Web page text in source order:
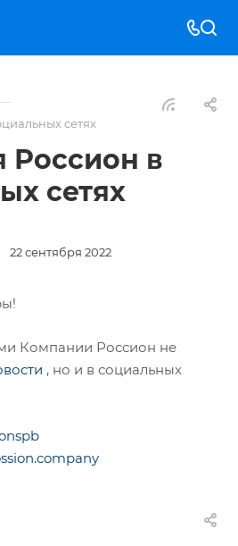
сетях
Россион в
сетях
22 сентября 2022
Компании Россион не
, но и в социальных